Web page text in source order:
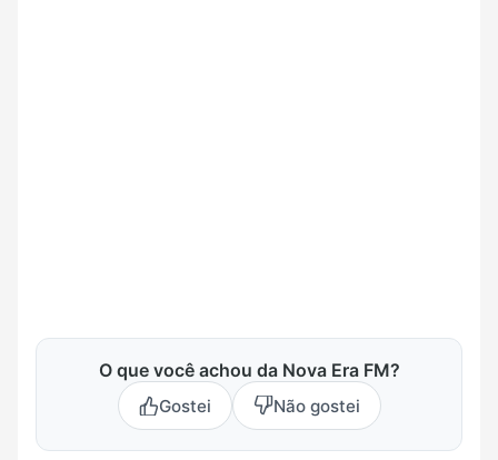
O que você achou da Nova Era FM?
Gostei Não gostei